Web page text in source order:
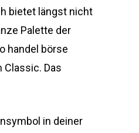
bietet längst nicht
Palette der
handel börse
Das
in deiner